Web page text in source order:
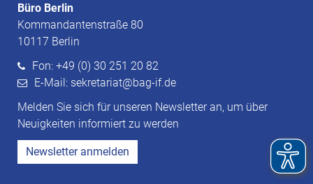
Büro Berlin
Kommandantenstraße 80
10117 Berlin
Fon: +49 (0) 30 251 20 82
E-Mail: sekretariat@bag-if.de
Melden Sie sich für unseren Newsletter an, um über
Neuigkeiten informiert zu werden
Newsletter anmelden